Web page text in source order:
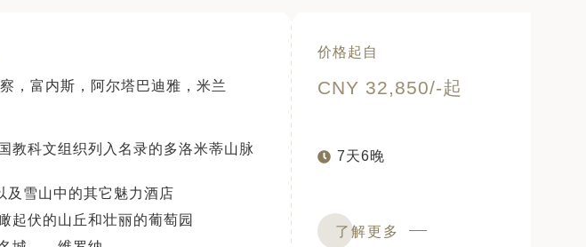
，富内斯，阿尔塔巴迪雅，米兰
教科文组织列入名录的多洛米蒂山脉
及雪山中的其它魅力酒店
起伏的山丘和壮丽的葡萄园
价格起自
CNY 32,850/-起
7天6晚
了解更多